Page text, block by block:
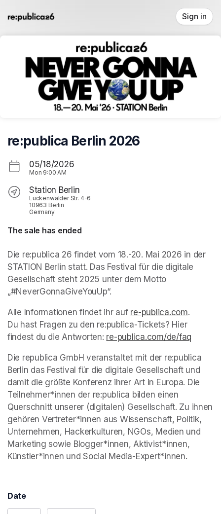
Sign in
re:publica Berlin 2026
05/18/2026
Mon 9:00 AM
Station Berlin
Luckenwalder Str. 4-6
10963 Berlin
Germany
The sale has ended
Die re:publica 26 findet vom 18.-20. Mai 2026 in der
STATION Berlin statt. Das Festival für die digitale
Gesellschaft steht 2025 unter dem Motto
„#NeverGonnaGiveYouUp“.
Alle Informationen findet ihr auf re-publica.com(opens
.
Du hast Fragen zu den re:publica-Tickets? Hier
findest du die Antworten: re-publica.com/de/faq
Die republica GmbH veranstaltet mit der re:publica
Berlin das Festival für die digitale Gesellschaft und
damit die größte Konferenz ihrer Art in Europa. Die
Teilnehmer*innen der re:publica bilden einen
Querschnitt unserer (digitalen) Gesellschaft. Zu ihnen
gehören Vertreter*innen aus Wissenschaft, Politik,
Unternehmen, Hackerkulturen, NGOs, Medien und
Marketing sowie Blogger*innen, Aktivist*innen,
Künstler*innen und Social Media-Expert*innen.
Date